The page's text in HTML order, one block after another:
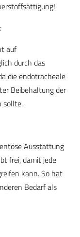
auf
durch das
die endotracheale
Beibehaltung der
sollte.
Ausstattung
frei, damit jede
kann. So hat
Bedarf als